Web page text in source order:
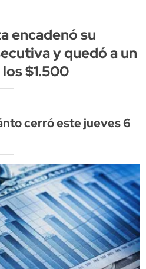
encadenó su
y quedó a un
$1.500
cerró este jueves 6